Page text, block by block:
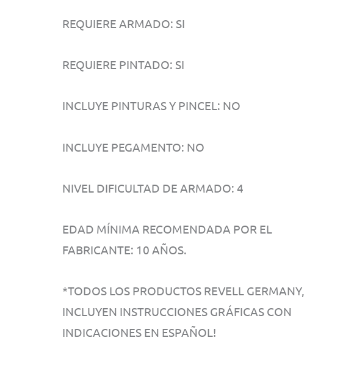
REQUIERE ARMADO: SI
REQUIERE PINTADO: SI
INCLUYE PINTURAS Y PINCEL: NO
INCLUYE PEGAMENTO: NO
NIVEL DIFICULTAD DE ARMADO: 4
EDAD MÍNIMA RECOMENDADA POR EL
FABRICANTE: 10 AÑOS.
*TODOS LOS PRODUCTOS REVELL GERMANY,
INCLUYEN INSTRUCCIONES GRÁFICAS CON
INDICACIONES EN ESPAÑOL!